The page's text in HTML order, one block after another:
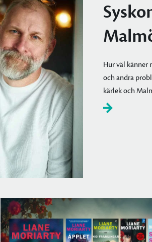
Hur väl känner
och andra
kärlek och